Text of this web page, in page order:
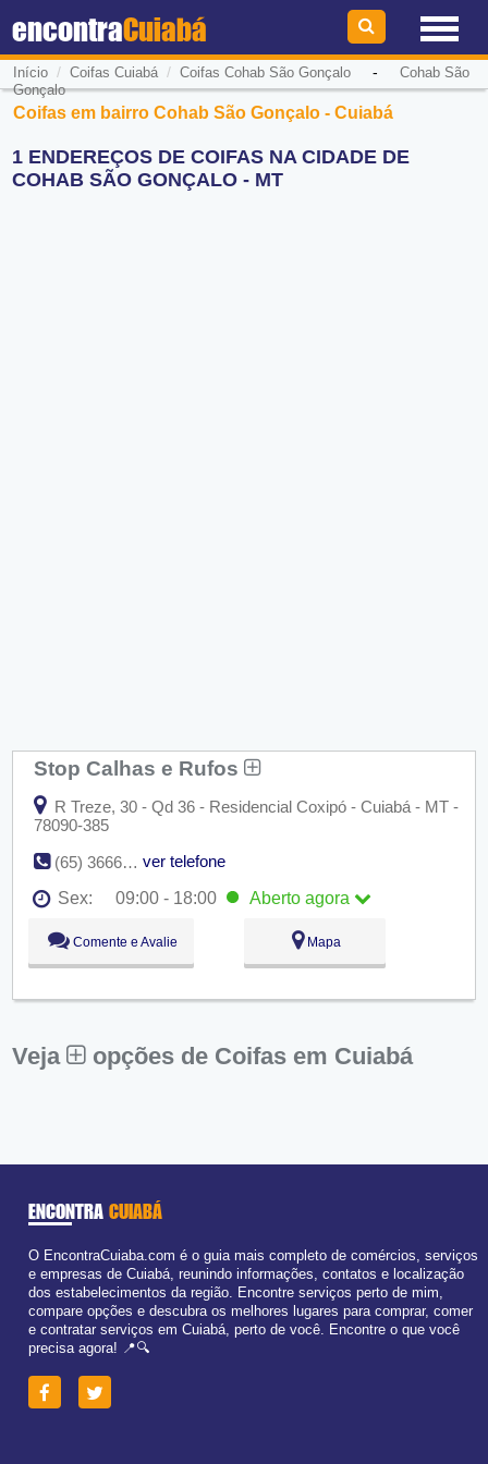
encontraCuiabá
Início / Coifas Cuiabá/ Coifas Cohab São Gonçalo- Cohab São
Gonçalo
Coifas em bairro Cohab São Gonçalo - Cuiabá
1 ENDEREÇOS DE COIFAS NA CIDADE DE
COHAB SÃO GONÇALO - MT
Stop Calhas e Rufos
R Treze, 30 - Qd 36 - Residencial Coxipó - Cuiabá - MT -
78090-385
(65) 3666-2429
ver telefone
Sex:
09:00 - 18:00 Aberto agora
Seg:
Ter:
09:00 - 18:00
Qua:
09:00 - 18:00
Sex:
09:00 - 18:00 Abertoagora
Dom:
Fechado
Comente e Avalie Mapa
Veja opções de Coifas em Cuiabá
ENCONTRA CUIABÁ
O EncontraCuiaba.com é o guia mais completo de comércios, serviços
e empresas de Cuiabá, reunindo informações, contatos e localização
dos estabelecimentos da região. Encontre serviços perto de mim,
compare opções e descubra os melhores lugares para comprar, comer
e contratar serviços em Cuiabá, perto de você. Encontre o que você
precisa agora! 📍🔍